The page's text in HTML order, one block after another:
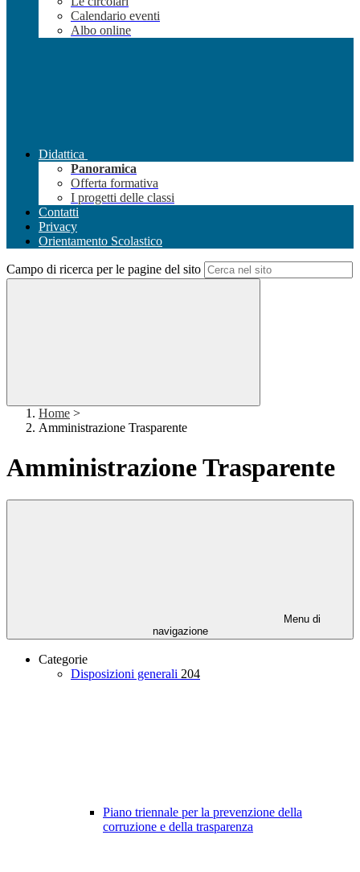
Calendario eventi
Albo online
Didattica
Panoramica
Offerta formativa
I progetti delle classi
Contatti
Privacy
Orientamento Scolastico
Campo di ricerca per le pagine del sito
Home >
Amministrazione Trasparente
Amministrazione Trasparente
Menu di
navigazione
Categorie
Disposizioni generali 204
Piano triennale per la prevenzione della
corruzione e della trasparenza